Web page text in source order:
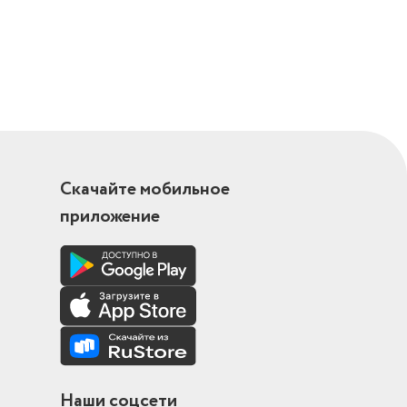
Скачайте мобильное
приложение
Наши соцсети